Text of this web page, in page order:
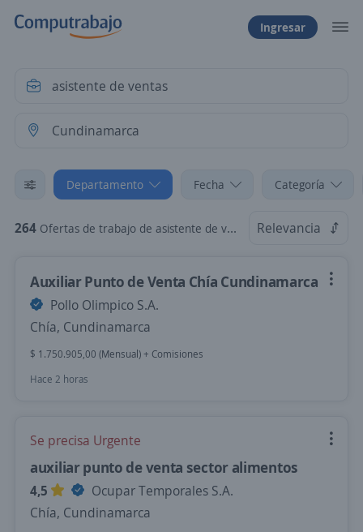
Ingresar
Departamento Fecha Categoría
264 Ofertas de trabajo de asistente de ventas en Cundinamarca Relevancia
Auxiliar Punto de Venta Chía Cundinamarca
Pollo Olimpico S.A.
Chía, Cundinamarca
$ 1.750.905,00 (Mensual) + Comisiones
Hace 2 horas
Se precisa Urgente
auxiliar punto de venta sector alimentos
4,5
Ocupar Temporales S.A.
Chía, Cundinamarca